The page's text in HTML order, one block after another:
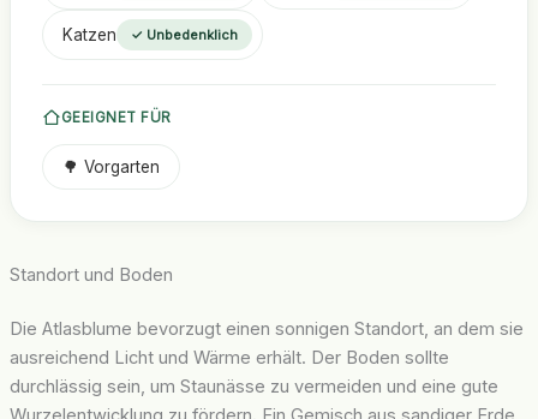
Katzen ✓ Unbedenklich
GEEIGNET FÜR
🌳 Vorgarten
Standort und Boden
Die Atlasblume bevorzugt einen sonnigen Standort, an dem sie
ausreichend Licht und Wärme erhält. Der Boden sollte
durchlässig sein, um Staunässe zu vermeiden und eine gute